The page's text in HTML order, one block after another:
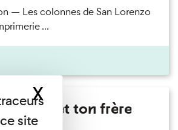
— Les colonnes de San Lorenzo
...
- Toi et ton frère
XMasquer le